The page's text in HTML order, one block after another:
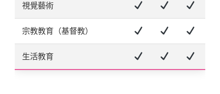
視覺藝術
宗教教育（基督教）
生活教育